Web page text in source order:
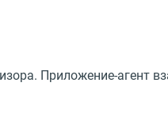
Приложение-агент